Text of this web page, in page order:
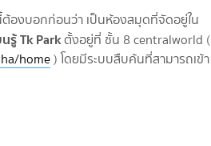
องบอกก่อนว่า เป็นห้องสมุดที่จัดอยู่ใน
รู้ Tk Parkตั้งอยู่ที่ ชั้น 8 centralworld (
home) โดยมีระบบสืบค้นที่สามารถเข้า